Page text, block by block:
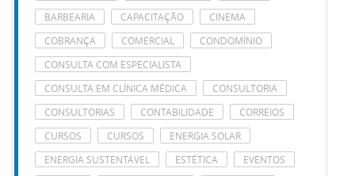
BARBEARIA
CAPACITAÇÃO
CINEMA
COBRANÇA
COMERCIAL
CONDOMÍNIO
CONSULTA COM ESPECIALISTA
CONSULTA EM CLÍNICA MÉDICA
CONSULTORIA
CONSULTORIAS
CONTABILIDADE
CORREIOS
CURSOS
CURSOS
ENERGIA SOLAR
ENERGIA SUSTENTÁVEL
ESTÉTICA
EVENTOS